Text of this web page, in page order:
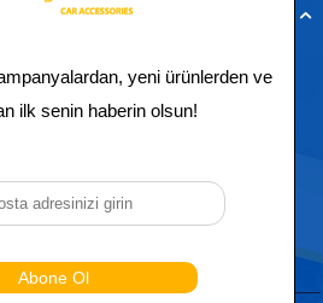
Cd. D:No:19, 34522 Esenyurt/İstanbul